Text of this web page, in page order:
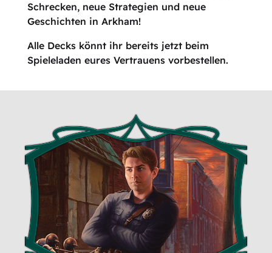
Schrecken, neue Strategien und neue
Geschichten in Arkham!
Alle Decks könnt ihr bereits jetzt beim
Spieleladen eures Vertrauens vorbestellen.